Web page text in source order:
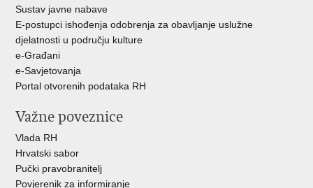
Sustav javne nabave
E-postupci ishođenja odobrenja za obavljanje uslužne
djelatnosti u području kulture
e-Građani
e-Savjetovanja
Portal otvorenih podataka RH
Važne poveznice
Vlada RH
Hrvatski sabor
Pučki pravobranitelj
Povjerenik za informiranje